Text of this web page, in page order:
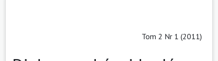
Tom 2 Nr 1 (2011)